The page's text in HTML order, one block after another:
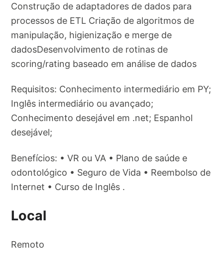
Construção de adaptadores de dados para
processos de ETL Criação de algoritmos de
manipulação, higienização e merge de
dadosDesenvolvimento de rotinas de
scoring/rating baseado em análise de dados
Requisitos: Conhecimento intermediário em PY;
Inglês intermediário ou avançado;
Conhecimento desejável em .net; Espanhol
desejável;
Benefícios: • VR ou VA • Plano de saúde e
odontológico • Seguro de Vida • Reembolso de
Internet • Curso de Inglês .
Local
Remoto